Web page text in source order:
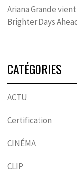
Ariana Grande
Brighter Days
CATÉGORIES
ACTU
Certification
CINÉMA
CLIP